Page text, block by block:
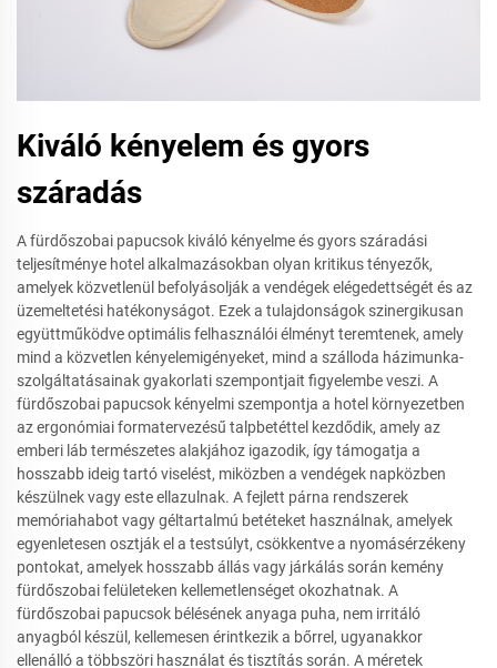
Kiváló kényelem és gyors
száradás
A fürdőszobai papucsok kiváló kényelme és gyors száradási
teljesítménye hotel alkalmazásokban olyan kritikus tényezők,
amelyek közvetlenül befolyásolják a vendégek elégedettségét és az
üzemeltetési hatékonyságot. Ezek a tulajdonságok szinergikusan
együttműködve optimális felhasználói élményt teremtenek, amely
mind a közvetlen kényelemigényeket, mind a szálloda házimunka-
szolgáltatásainak gyakorlati szempontjait figyelembe veszi. A
fürdőszobai papucsok kényelmi szempontja a hotel környezetben
az ergonómiai formatervezésű talpbetéttel kezdődik, amely az
emberi láb természetes alakjához igazodik, így támogatja a
hosszabb ideig tartó viselést, miközben a vendégek napközben
készülnek vagy este ellazulnak. A fejlett párna rendszerek
memóriahabot vagy géltartalmú betéteket használnak, amelyek
egyenletesen osztják el a testsúlyt, csökkentve a nyomásérzékeny
pontokat, amelyek hosszabb állás vagy járkálás során kemény
fürdőszobai felületeken kellemetlenséget okozhatnak. A
fürdőszobai papucsok bélésének anyaga puha, nem irritáló
anyagból készül, kellemesen érintkezik a bőrrel, ugyanakkor
ellenálló a többszöri használat és tisztítás során. A méretek